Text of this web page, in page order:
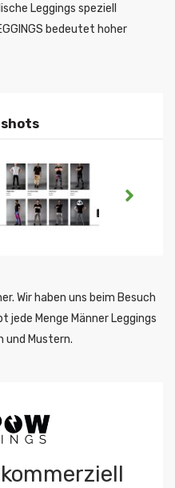
Leggings speziell
bedeutet hoher
Wir haben uns beim Besuch
jede Menge Männer Leggings
und Mustern.
kommerziell